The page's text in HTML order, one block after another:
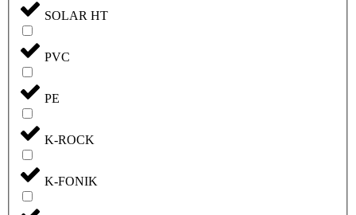
SOLAR HT
PVC
PE
K-ROCK
K-FONIK